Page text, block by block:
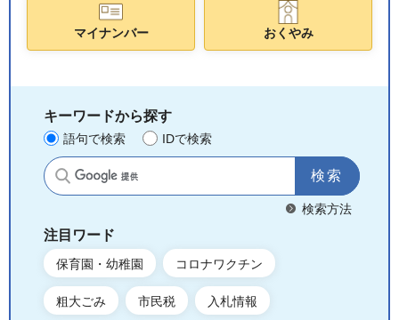
マイナンバー おくやみ
キーワードから探す
語句で検索 IDで検索
サイト内検索
検索方法
注目ワード
保育園・幼稚園 コロナワクチン
粗大ごみ 市民税 入札情報